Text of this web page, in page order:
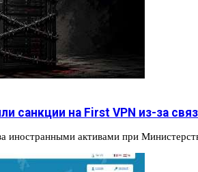
санкции на First VPN из-за
иностранными активами при